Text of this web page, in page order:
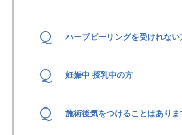
Q ハーブピーリングを受けれない
Q 妊娠中 授乳中の方
Q 施術後気をつけることはありま